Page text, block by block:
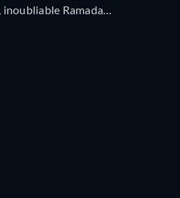
Ramada…